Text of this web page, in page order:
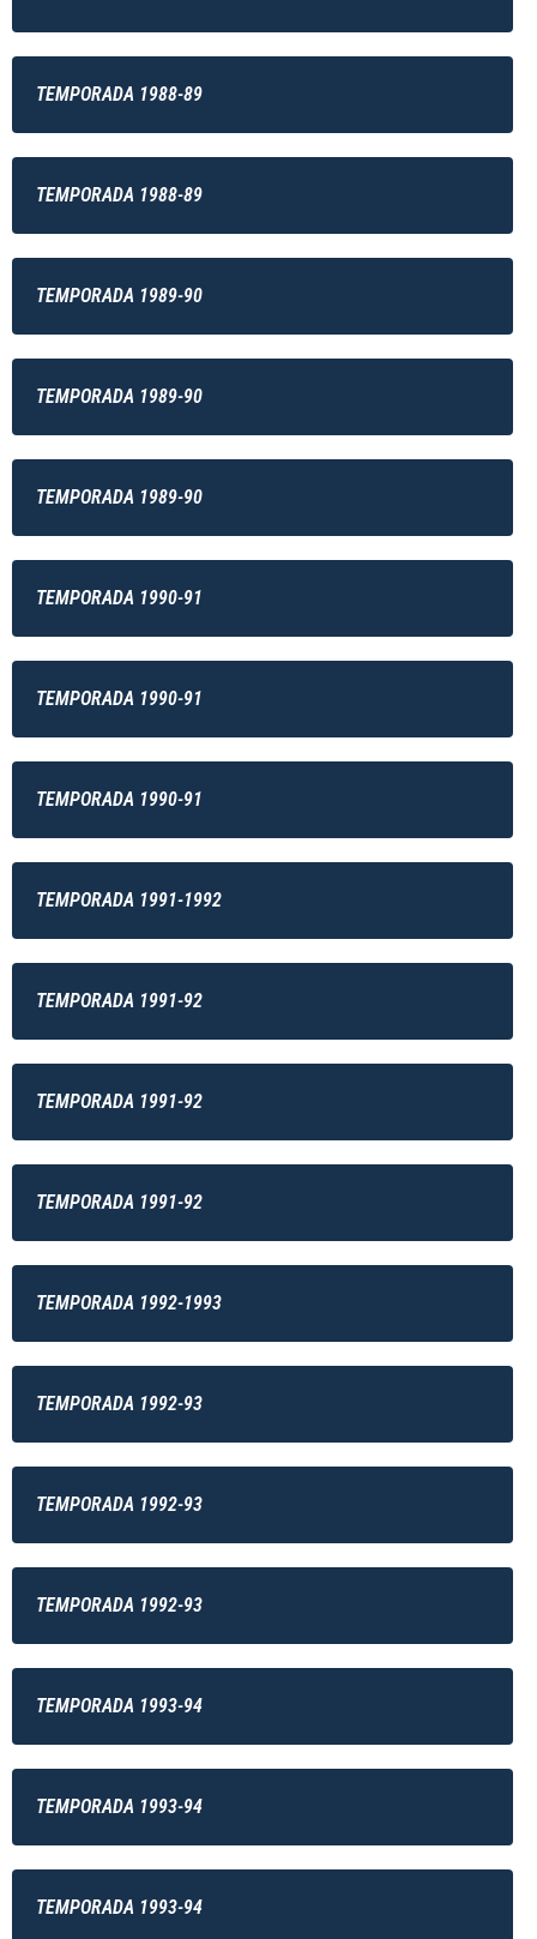
TEMPORADA 1988-89
TEMPORADA 1988-89
TEMPORADA 1989-90
TEMPORADA 1989-90
TEMPORADA 1989-90
TEMPORADA 1990-91
TEMPORADA 1990-91
TEMPORADA 1990-91
TEMPORADA 1991-1992
TEMPORADA 1991-92
TEMPORADA 1991-92
TEMPORADA 1991-92
TEMPORADA 1992-1993
TEMPORADA 1992-93
TEMPORADA 1992-93
TEMPORADA 1992-93
TEMPORADA 1993-94
TEMPORADA 1993-94
TEMPORADA 1993-94